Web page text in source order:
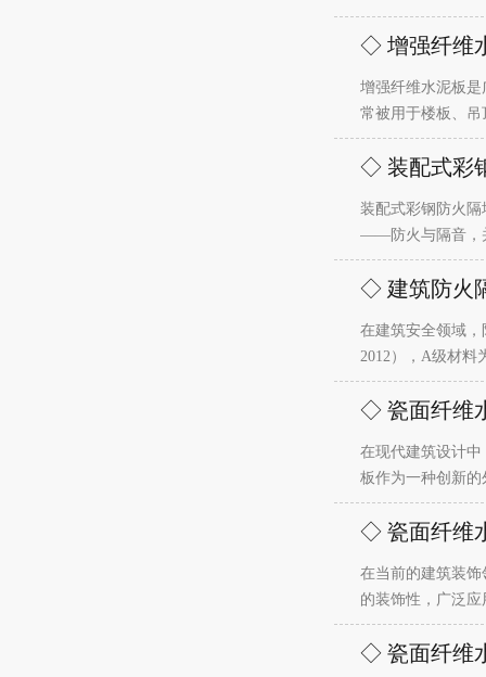
◇ 增强纤维
增强纤维水泥板
常被用于楼板、
◇ 装配式彩
装配式彩钢防火
——防火与隔音，
◇ 建筑防火
在建筑安全领域
2012），A级材料
◇ 瓷面纤维
在现代建筑设计
板作为一种创新
◇ 瓷面纤维
在当前的建筑装
的装饰性，广泛
◇ 瓷面纤维